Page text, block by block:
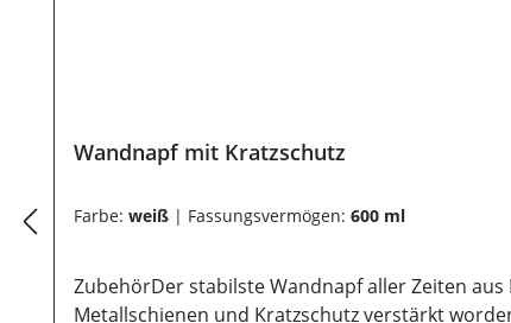
Wandnapf mit Kratzschutz
Farbe: weiß | Fassungsvermögen: 600 ml
ZubehörDer stabilste Wandnapf aller Zeiten
Metallschienen und Kratzschutz verstärkt